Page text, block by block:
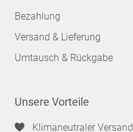
Bezahlung
Versand & Lieferung
Umtausch & Rückgabe
Unsere Vorteile
Klimaneutraler Versand